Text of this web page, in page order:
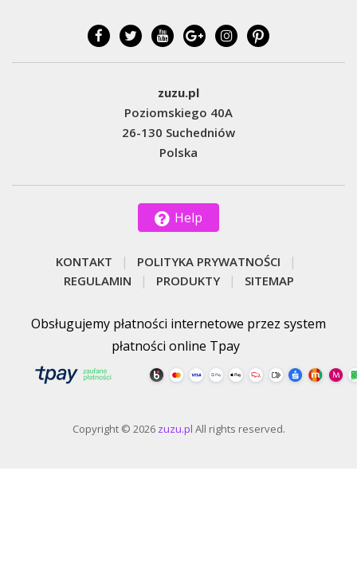
zuzu.pl
Poziomskiego 40A
26-130 Suchedniów
Polska
Help
KONTAKT
POLITYKA PRYWATNOŚCI
REGULAMIN
PRODUKTY SITEMAP
Obsługujemy płatności internetowe przez system
płatności online Tpay
Copyright © 2026 zuzu.pl All rights reserved.